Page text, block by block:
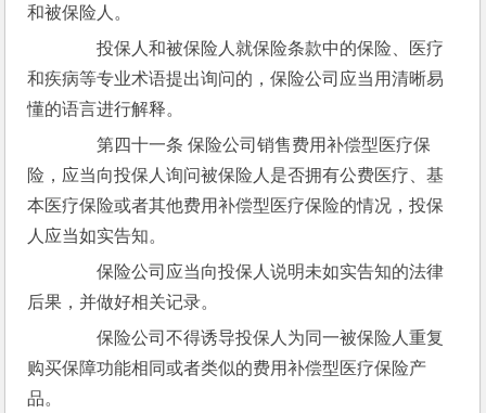
和被保险人。
投保人和被保险人就保险条款中的保险、医疗
和疾病等专业术语提出询问的，保险公司应当用清晰易
懂的语言进行解释。
第四十一条 保险公司销售费用补偿型医疗保
险，应当向投保人询问被保险人是否拥有公费医疗、基
本医疗保险或者其他费用补偿型医疗保险的情况，投保
人应当如实告知。
保险公司应当向投保人说明未如实告知的法律
后果，并做好相关记录。
保险公司不得诱导投保人为同一被保险人重复
购买保障功能相同或者类似的费用补偿型医疗保险产
品。